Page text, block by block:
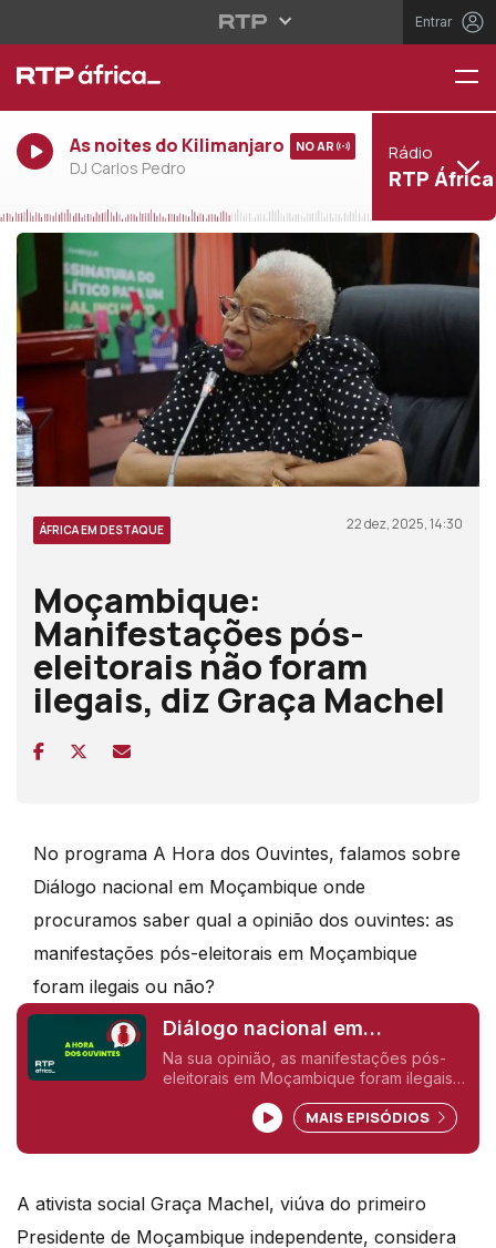
Entrar
As noites do Kilimanjaro
DJ Carlos Pedro
NO AR Rádio
RTP África
ÁFRICA EM DESTAQUE 22 dez, 2025, 14:30
Moçambique:
Manifestações pós-
eleitorais não foram
ilegais, diz Graça Machel
No programa A Hora dos Ouvintes, falamos sobre
Diálogo nacional em Moçambique onde
procuramos saber qual a opinião dos ouvintes: as
manifestações pós-eleitorais em Moçambique
foram ilegais ou não?
Diálogo nacional em
Moçambique.
Na sua opinião, as manifestações pós-
eleitorais em Moçambique foram ilegais
MAIS EPISÓDIOS
A ativista social Graça Machel, viúva do primeiro
Presidente de Moçambique independente, considera